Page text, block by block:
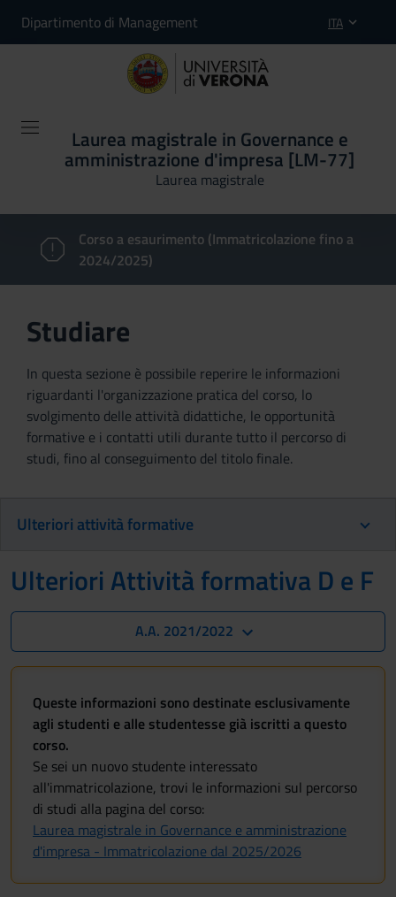
Dipartimento di Management ITA
Laurea magistrale in Governance e
amministrazione d'impresa [LM-77]
Laurea magistrale
Corso a esaurimento (Immatricolazione fino a
2024/2025)
Studiare
In questa sezione è possibile reperire le informazioni
riguardanti l'organizzazione pratica del corso, lo
svolgimento delle attività didattiche, le opportunità
formative e i contatti utili durante tutto il percorso di
studi, fino al conseguimento del titolo finale.
Ulteriori attività formative
Ulteriori Attività formativa D e F
A.A. 2021/2022
Queste informazioni sono destinate esclusivamente
agli studenti e alle studentesse già iscritti a questo
corso.
Se sei un nuovo studente interessato
all'immatricolazione, trovi le informazioni sul percorso
di studi alla pagina del corso:
Laurea magistrale in Governance e amministrazione
d'impresa - Immatricolazione dal 2025/2026